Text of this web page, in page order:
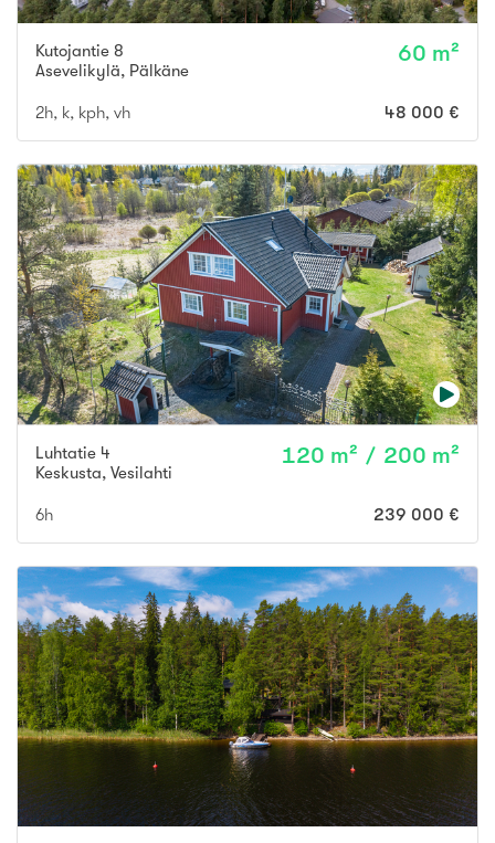
Kutojantie 8
Asevelikylä, Pälkäne
60 m²
2h, k, kph, vh 48 000 €
Luhtatie 4
Keskusta, Vesilahti
120 m² / 200 m²
6h 239 000 €